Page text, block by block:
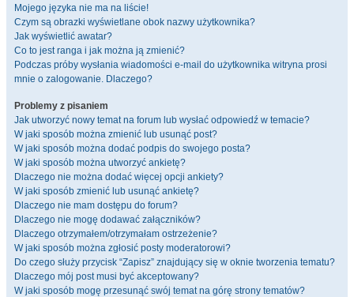
Mojego języka nie ma na liście!
Czym są obrazki wyświetlane obok nazwy użytkownika?
Jak wyświetlić awatar?
Co to jest ranga i jak można ją zmienić?
Podczas próby wysłania wiadomości e-mail do użytkownika witryna prosi
mnie o zalogowanie. Dlaczego?
Problemy z pisaniem
Jak utworzyć nowy temat na forum lub wysłać odpowiedź w temacie?
W jaki sposób można zmienić lub usunąć post?
W jaki sposób można dodać podpis do swojego posta?
W jaki sposób można utworzyć ankietę?
Dlaczego nie można dodać więcej opcji ankiety?
W jaki sposób zmienić lub usunąć ankietę?
Dlaczego nie mam dostępu do forum?
Dlaczego nie mogę dodawać załączników?
Dlaczego otrzymałem/otrzymałam ostrzeżenie?
W jaki sposób można zgłosić posty moderatorowi?
Do czego służy przycisk “Zapisz” znajdujący się w oknie tworzenia tematu?
Dlaczego mój post musi być akceptowany?
W jaki sposób mogę przesunąć swój temat na górę strony tematów?